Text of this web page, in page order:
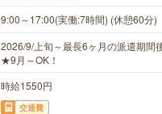
9:00～17:00(実働:7時間) (休憩60分
2026/9/上旬～最長6ヶ月の派遣期間
★9月～OK！
時給1550円
交通費